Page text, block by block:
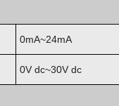
0mA~24mA
0V dc~30V dc